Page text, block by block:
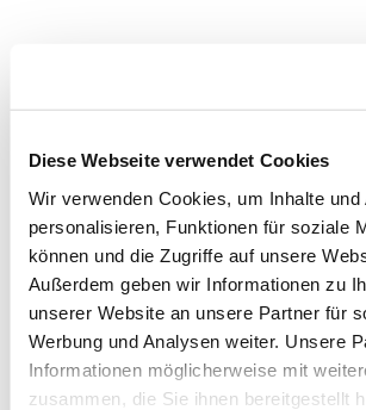
Diese Webseite verwendet Cookies
Wir verwenden Cookies, um Inhalte und
personalisieren, Funktionen für soziale
können und die Zugriffe auf unsere
Außerdem geben wir Informationen zu
unserer Website an unsere Partner für
Werbung und Analysen weiter. Unsere
Informationen möglicherweise mit
zusammen, die Sie ihnen bereitgestellt
Wir bieten jedenMittwochin der Zeit
Schulgasse 1 an.
Eine vorherige Terminvereinbarung ist
Die P-Konto Bescheinigung kann nach
folgenden Unterlagen ausgestellt
"Das Pfändungsschutzkonto").